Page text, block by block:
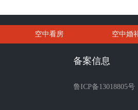
空中看房 空中婚
备案信息
鲁ICP备13018805号